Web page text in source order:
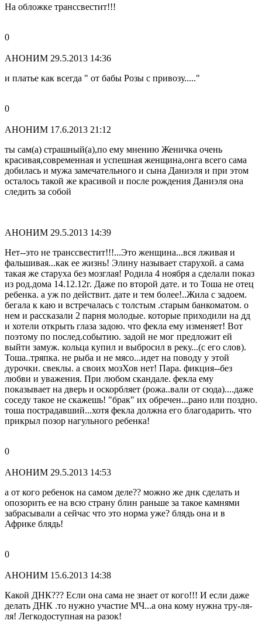
На обложке транссвестит!!!
0
АНОНИМ 29.5.2013 14:36
и платье как всегда " от бабы Розы с привозу....."
0
АНОНИМ 17.6.2013 21:12
ты сам(а) страшный(а),по ему мнению Женичка очень
красивая,современная и успешная женщина,онга всего сама
добилась и мужа замечательного и сына Даниэля и при этом
осталось такой же красивой и после рождения Даниэля она
следить за собой
АНОНИМ 29.5.2013 14:39
Нет--это не транссвестит!!!...Это женщина...вся лживая и
фальшивая...как ее жизнь! Элину называет старухой. а сама
такая же старуха без мозглая! Родила 4 ноября а сделали показ
из род.дома 14.12.12г. Даже по второй дате. и то Тоша не отец
ребенка. а уж по действит. дате и тем более!..Жила с задоем.
бегала к каю и встречалась с толстым .старым банкоматом. о
нем и рассказали 2 парня молодые. которые приходили на дд
и хотели открыть глаза задою. что фекла ему изменяет! Вот
поэтому по послед.событию. задой не мог предложит ей
выйти замуж. кольца купил и выбросил в реку...(с его слов).
Тоша..тряпка. не рыба и не мясо...идет на поводу у этой
дурочки. свеклы. а своих мозХов нет! Пара. фикция--без
любви и уважения. При любом скандале. фекла ему
показывает на дверь и оскорбляет (рожа..вали от сюда)....даже
соседу такое не скажешь! "брак" их обречен...рано или поздно.
тоша пострадавший...хотя фекла должна его благодарить. что
прикрыл позор нагульного ребенка!
0
АНОНИМ 29.5.2013 14:53
а от кого ребенок на самом деле?? можно же днк сделать и
опозорить ее на всю страну блин раньше за такое камнями
забрасывали а сейчас что это норма уже? блядь она и в
Африке блядь!
0
АНОНИМ 15.6.2013 14:38
Какой ДНК??? Если она сама не знает от кого!!! И если даже
делать ДНК .то нужно участие МЧ...а она кому нужна тру-ля-
ля! Легкодоступная на разок!